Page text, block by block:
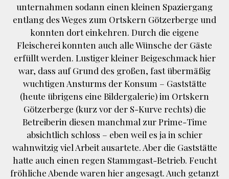
unternahmen sodann einen kleinen Spaziergang
entlang des Weges zum Ortskern Götzerberge und
konnten dort einkehren. Durch die eigene
Fleischerei konnten auch alle Wünsche der Gäste
erfüllt werden. Lustiger kleiner Beigeschmack hier
war, dass auf Grund des großen, fast übermäßig
wuchtigen Ansturms der Konsum – Gaststätte
(heute übrigens eine Bildergalerie) im Ortskern
Götzerberge (kurz vor der S-Kurve rechts) die
Betreiberin diesen manchmal zur Prime-Time
absichtlich schloss – eben weil es ja in schier
wahnwitzig viel Arbeit ausartete. Aber die Gaststätte
hatte auch einen regen Stammgast-Betrieb. Feucht
fröhliche Abende waren hier angesagt. Auch getanzt